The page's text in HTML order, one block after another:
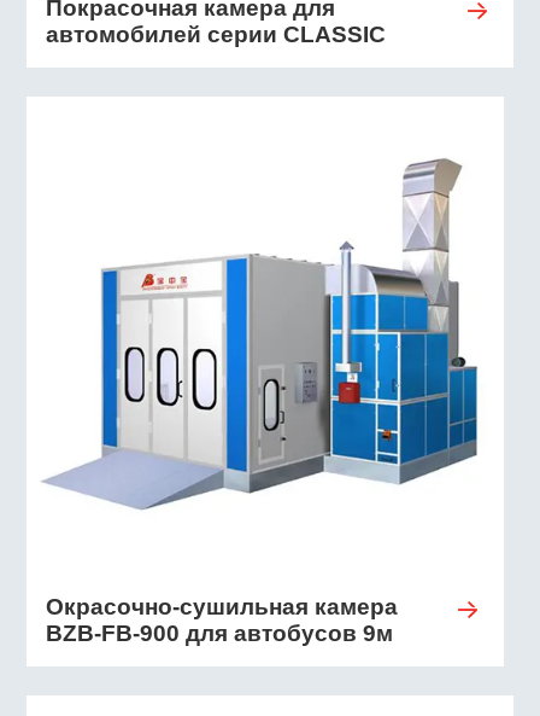
Покрасочная камера для
автомобилей серии CLASSIC
Окрасочно-сушильная камера
BZB-FB-900 для автобусов 9м